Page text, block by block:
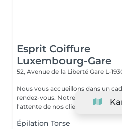
Esprit Coiffure
Luxembourg-Gare
52, Avenue de la Liberté Gare L-
Nous vous accueillons dans un
rendez-vous. Notre équipe suit
l'attente de nos clients sur les...
Épilation Torse